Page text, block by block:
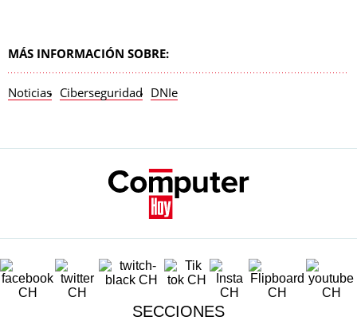
MÁS INFORMACIÓN SOBRE:
Noticias Ciberseguridad DNIe
SECCIONES